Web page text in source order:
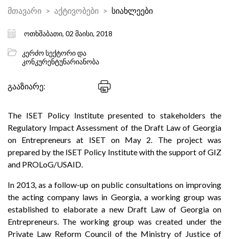
მთავარი აქტივობები სიახლეები
ოთხშაბათი, 02 მაისი, 2018
კერძო სექტორი და
კონკურენტუნარიანობა
გააზიარე:
The ISET Policy Institute presented to stakeholders the
Regulatory Impact Assessment of the Draft Law of Georgia
on Entrepreneurs at ISET on May 2. The project was
prepared by the ISET Policy Institute with the support of GIZ
and PROLoG/USAID.
In 2013, as a follow-up on public consultations on improving
the acting company laws in Georgia, a working group was
established to elaborate a new Draft Law of Georgia on
Entrepreneurs. The working group was created under the
Private Law Reform Council of the Ministry of Justice of